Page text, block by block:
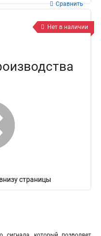
Сравнить
Нет в наличии
страницы